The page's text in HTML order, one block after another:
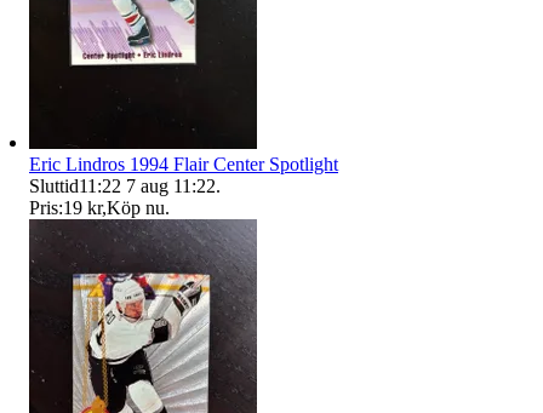
Eric Lindros 1994 Flair Center Spotlight
Sluttid11:22 7 aug 11:22.
Pris:19 kr,Köp nu.